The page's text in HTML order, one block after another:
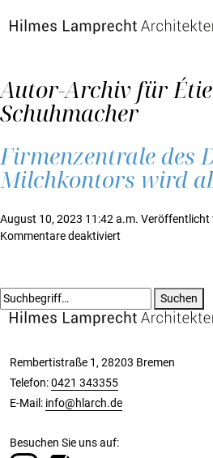
Zum Hauptinhalt spingen
Autor-Archiv für
Schuhmacher
Firmenzentrale des
Milchkontors wird
August 10, 2023 11:42 a.m. Veröffentlicht
Kommentare deaktiviert
Deutschen
Milchkontors
wird
Suchen
Rembertistraße 1, 28203 Bremen
Telefon:0421 343355
E-Mail: info@hlarch.de
Besuchen Sie uns auf: